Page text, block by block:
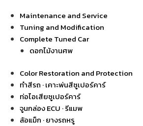
Maintenance and Service
Tuning and Modification
Complete Tuned Car
ดอกไม้งานศพ
Color Restoration and Protection
ทำสีรถ · เคาะพ่นสีซูเปอร์คาร์
ท่อไอเสียซูเปอร์คาร์
จูนกล่อง ECU · รีแมพ
ล้อแม็ก · ยางรถหรู